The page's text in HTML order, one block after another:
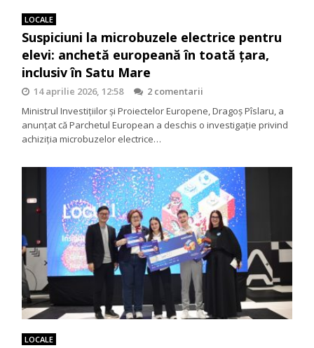
LOCALE
Suspiciuni la microbuzele electrice pentru
elevi: anchetă europeană în toată țara,
inclusiv în Satu Mare
14 aprilie 2026, 12:58
2 comentarii
Ministrul Investițiilor și Proiectelor Europene, Dragoș Pîslaru, a
anunțat că Parchetul European a deschis o investigație privind
achiziția microbuzelor electrice…
LOCALE